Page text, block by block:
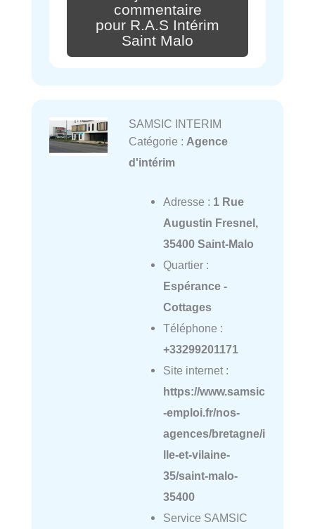
commentaire
pour R.A.S Intérim
Saint Malo
SAMSIC INTERIM
Catégorie : Agence
d'intérim
Adresse : 1 Rue
Augustin Fresnel,
35400 Saint-Malo
Quartier :
Espérance -
Cottages
Téléphone :
+33299201171
Site internet :
https://www.samsic
-emploi.fr/nos-
agences/bretagne/i
lle-et-vilaine-
35/saint-malo-
35400
Service SAMSIC